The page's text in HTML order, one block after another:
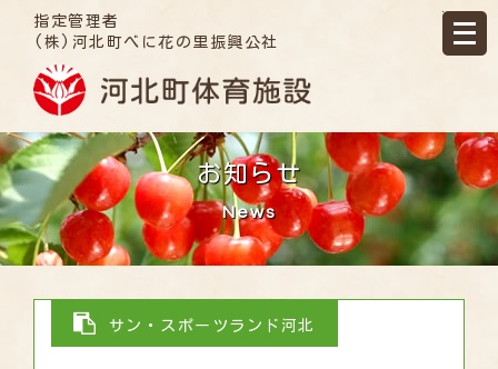
指定管理者
(株)河北町べに花の里振興公社
お知らせ
News
サン・スポーツランド河北